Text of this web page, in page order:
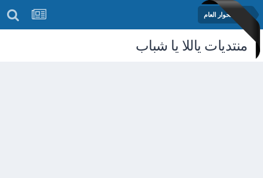
منتدى الحوار العام
منتديات ياللا يا شباب